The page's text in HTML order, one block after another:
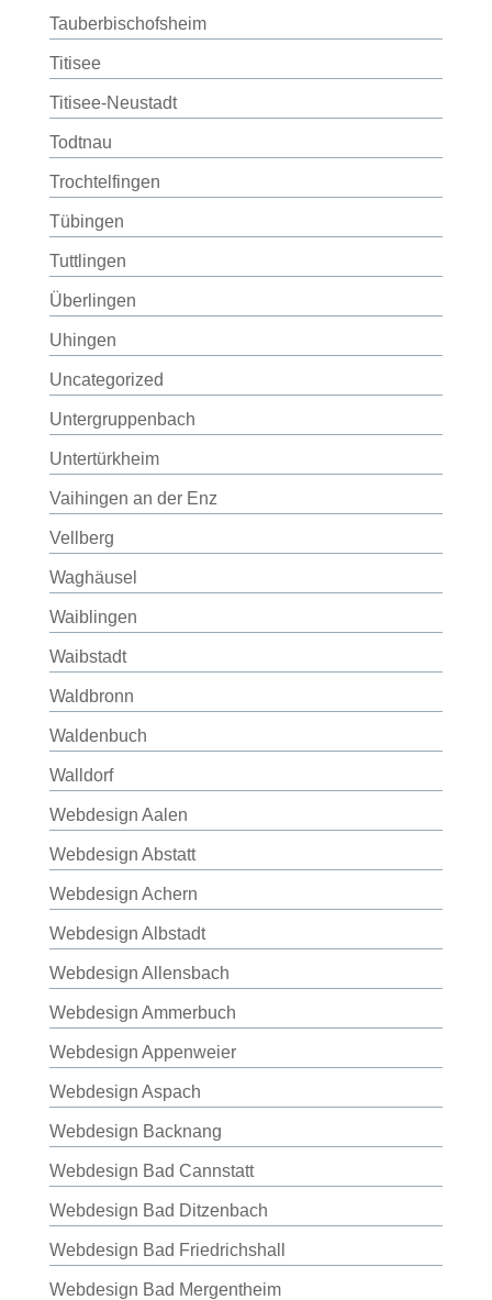
Tauberbischofsheim
Titisee
Titisee-Neustadt
Todtnau
Trochtelfingen
Tübingen
Tuttlingen
Überlingen
Uhingen
Uncategorized
Untergruppenbach
Untertürkheim
Vaihingen an der Enz
Vellberg
Waghäusel
Waiblingen
Waibstadt
Waldbronn
Waldenbuch
Walldorf
Webdesign Aalen
Webdesign Abstatt
Webdesign Achern
Webdesign Albstadt
Webdesign Allensbach
Webdesign Ammerbuch
Webdesign Appenweier
Webdesign Aspach
Webdesign Backnang
Webdesign Bad Cannstatt
Webdesign Bad Ditzenbach
Webdesign Bad Friedrichshall
Webdesign Bad Mergentheim